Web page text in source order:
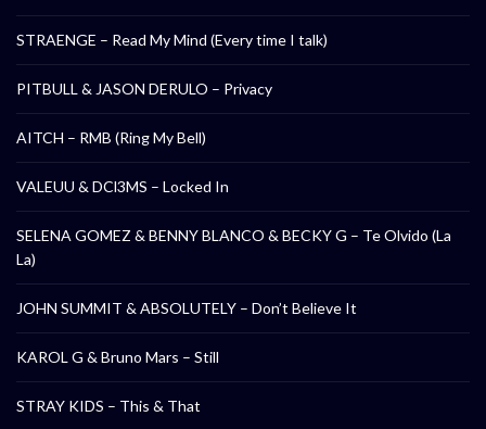
STRAENGE – Read My Mind (Every time I talk)
PITBULL & JASON DERULO – Privacy
AITCH – RMB (Ring My Bell)
VALEUU & DCl3MS – Locked In
SELENA GOMEZ & BENNY BLANCO & BECKY G – Te Olvido (La
La)
JOHN SUMMIT & ABSOLUTELY – Don’t Believe It
KAROL G & Bruno Mars – Still
STRAY KIDS – This & That